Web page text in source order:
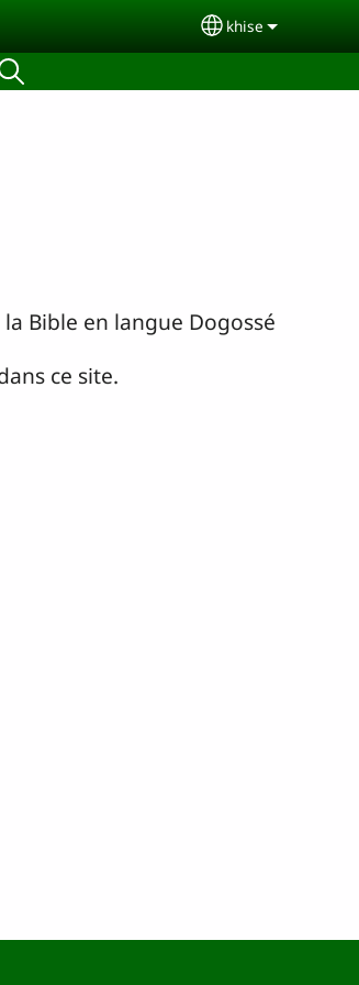
Select your
khise
Bible en langue Dogossé
ce site.